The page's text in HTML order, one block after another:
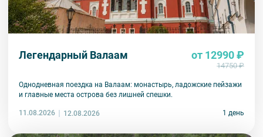
Легендарный Валаам от 12990 ₽
14750 ₽
Однодневная поездка на Валаам: монастырь, ладожские пейзажи
и главные места острова без лишней спешки.
11.08.2026 12.08.2026 1 день